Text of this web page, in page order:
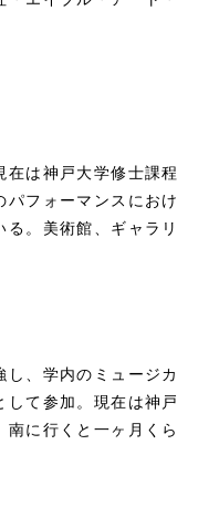
在は神戸大学修士課程
パフォーマンスにおけ
。美術館、ギャラリ
、学内のミュージカ
して参加。現在は神戸
南に行くと一ヶ月くら